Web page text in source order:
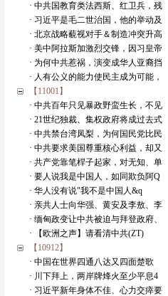
· 中共国教育类法西斯、红卫兵，残
· 习近平是毛二世治国，他的举动及
· 北京战略藐视对手＆制造冲突升高
· 美中阿拉斯加激烈交锋，因习皇帝
· 为何中共惹祸，演变成华人亚裔挡
· 人有公义的能力使民主成为可能，
【11001】
· 中共百年只见暴政野蛮生长，不见
· 21世纪独裁、集权政府将成过去式
· 中共禁台湾凤梨，为何国民党比民
· 中共要求美国尊重核心利益，却又
· 共产党靠笔桿子起家，对无知、单
· 要人说我是中国人，如同欺负阿Q
· 华人没有说"我不是中国人&q
· 亲共人士向华强、黄安及李敖、李
· 缅甸政变让中共被迫与拜登政府、
· 【欧洲之声】请看清中共(ZT)
【10912】
· 中国在世界四通八达又四面楚歌
· 川下拜上，两岸牌烽火至少平息4
· 习近平新年身体不佳、心力交瘁要